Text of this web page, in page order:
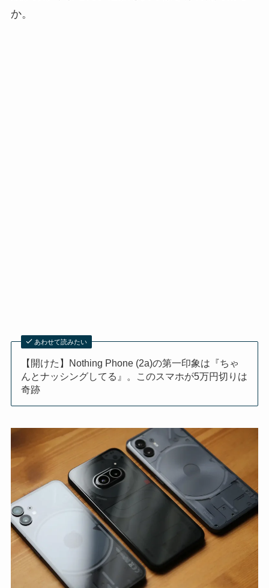
か。
あわせて読みたい
【開けた】Nothing Phone (2a)の第一印象は『ちゃ
んとナッシングしてる』。このスマホが5万円切りは
奇跡